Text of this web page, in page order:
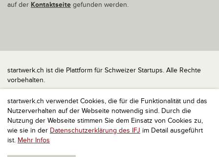
startwerk.ch verwendet Cookies, die für die Funktionalität und das
Nutzerverhalten auf der Webseite notwendig sind. Durch die
Nutzung der Webseite stimmen Sie dem Einsatz von Cookies zu,
wie sie in der Datenschutzerklärung des IFJ im Detail ausgeführt
ist. Mehr Infos
auf der Kontaktseite gefunden werden.
startwerk.ch ist die Plattform für Schweizer Startups. Alle Rechte
vorbehalten.
Impressum
Kontakt
nach oben